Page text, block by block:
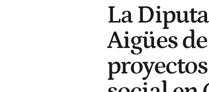
La
Aigües